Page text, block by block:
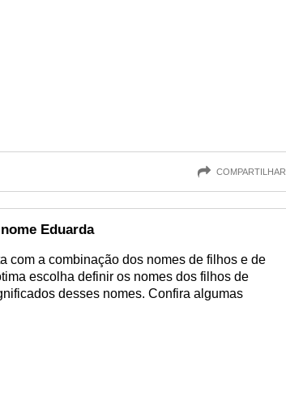
COMPARTILHAR
Eduarda
com a combinação dos nomes de filhos e de
escolha definir os nomes dos filhos de
desses nomes. Confira algumas